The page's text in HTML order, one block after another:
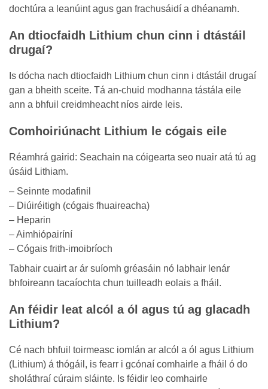
dochtúra a leanúint agus gan frachusáidí a dhéanamh.
An dtiocfaidh Lithium chun cinn i dtástáil
drugaí?
Is dócha nach dtiocfaidh Lithium chun cinn i dtástáil drugaí
gan a bheith sceite. Tá an-chuid modhanna tástála eile
ann a bhfuil creidmheacht níos airde leis.
Comhoiriúnacht Lithium le cógais eile
Réamhrá gairid: Seachain na cóigearta seo nuair atá tú ag
úsáid Lithiam.
– Seinnte modafinil
– Diúiréitigh (cógais fhuaireacha)
– Heparin
– Aimhiópairíní
– Cógais frith-imoibríoch
Tabhair cuairt ar ár suíomh gréasáin nó labhair lenár
bhfoireann tacaíochta chun tuilleadh eolais a fháil.
An féidir leat alcól a ól agus tú ag glacadh
Lithium?
Cé nach bhfuil toirmeasc iomlán ar alcól a ól agus Lithium
(Lithium) á thógáil, is fearr i gcónaí comhairle a fháil ó do
sholáthraí cúraim sláinte. Is féidir leo comhairle